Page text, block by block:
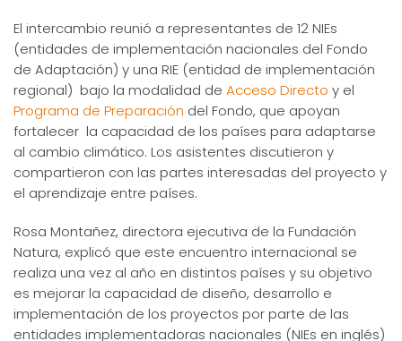
El intercambio reunió a representantes de 12 NIEs
(entidades de implementación nacionales del Fondo
de Adaptación) y una RIE (entidad de implementación
regional) bajo la modalidad de Acceso Directo y el
Programa de Preparación del Fondo, que apoyan
fortalecer la capacidad de los países para adaptarse
al cambio climático. Los asistentes discutieron y
compartieron con las partes interesadas del proyecto y
el aprendizaje entre países.
Rosa Montañez, directora ejecutiva de la Fundación
Natura, explicó que este encuentro internacional se
realiza una vez al año en distintos países y su objetivo
es mejorar la capacidad de diseño, desarrollo e
implementación de los proyectos por parte de las
entidades implementadoras nacionales (NIEs en inglés)